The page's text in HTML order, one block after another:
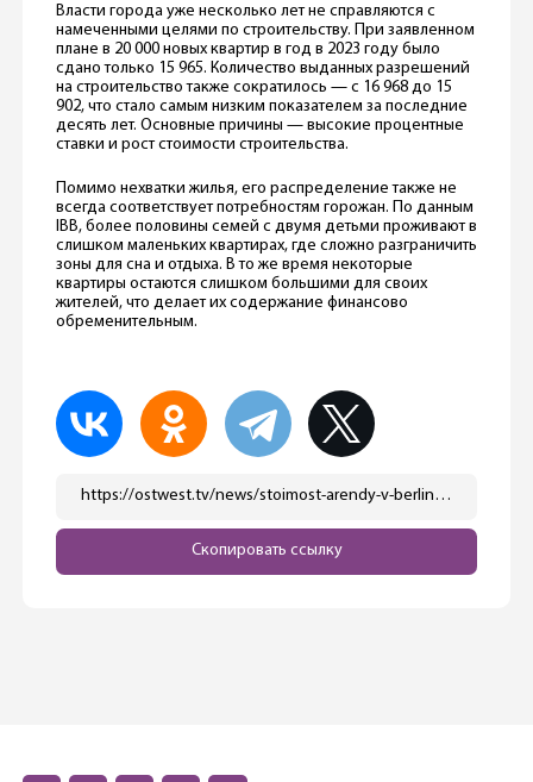
Власти города уже несколько лет не справляются с
намеченными целями по строительству. При заявленном
плане в 20 000 новых квартир в год в 2023 году было
сдано только 15 965. Количество выданных разрешений
на строительство также сократилось — с 16 968 до 15
902, что стало самым низким показателем за последние
десять лет. Основные причины — высокие процентные
ставки и рост стоимости строительства.
Помимо нехватки жилья, его распределение также не
всегда соответствует потребностям горожан. По данным
IBB, более половины семей с двумя детьми проживают в
слишком маленьких квартирах, где сложно разграничить
зоны для сна и отдыха. В то же время некоторые
квартиры остаются слишком большими для своих
жителей, что делает их содержание финансово
обременительным.
https://ostwest.tv/news/stoimost-arendy-v-berline-vyrosla-na-12-5/
Скопировать ссылку